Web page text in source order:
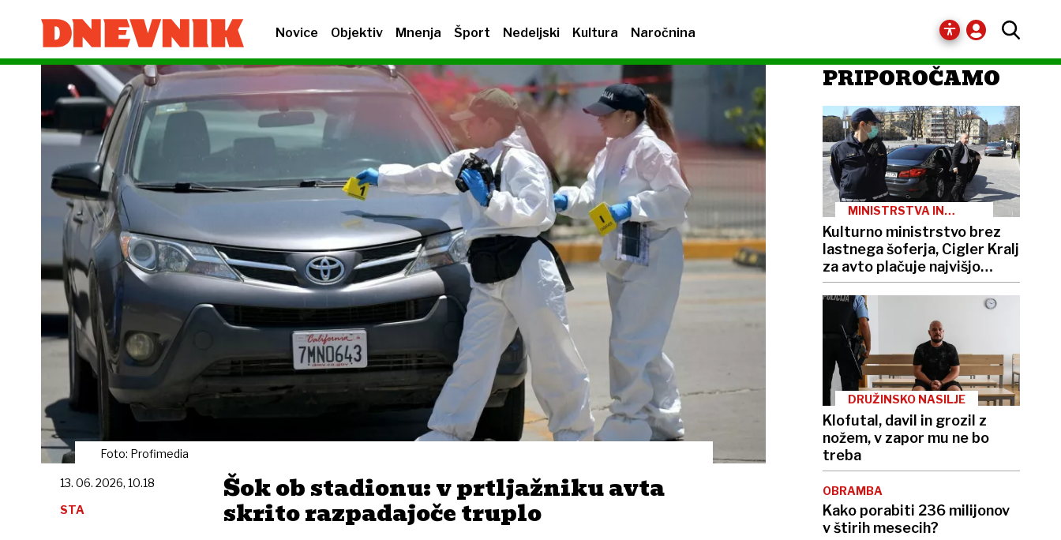
Novice Objektiv Mnenja Šport Nedeljski Kultura Naročnina
Foto: Profimedia
Šok ob stadionu: v prtljažniku avta
skrito razpadajoče truplo
13. 06. 2026, 10.18
STA
PRIPOROČAMO
MINISTRSTVA IN
Kulturno ministrstvo brez
lastnega šoferja, Cigler Kralj
za avto plačuje najvišjo
boniteto
DRUŽINSKO NASILJE
Klofutal, davil in grozil z
nožem, v zapor mu ne bo
treba
OBRAMBA
Kako porabiti 236 milijonov
v štirih mesecih?